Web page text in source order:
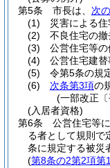
第5条
市長は、 次
(1)
災害による
(2)
不良住宅の撤
(3)
公営住宅等
(4)
公営住宅建
(5)
令第5条の規
(6)
次条第3項の
(一部改正
(入居者資格)
第6条
公営住宅等
る者として規則で
条に規定する被災
(第8条の2第2項第